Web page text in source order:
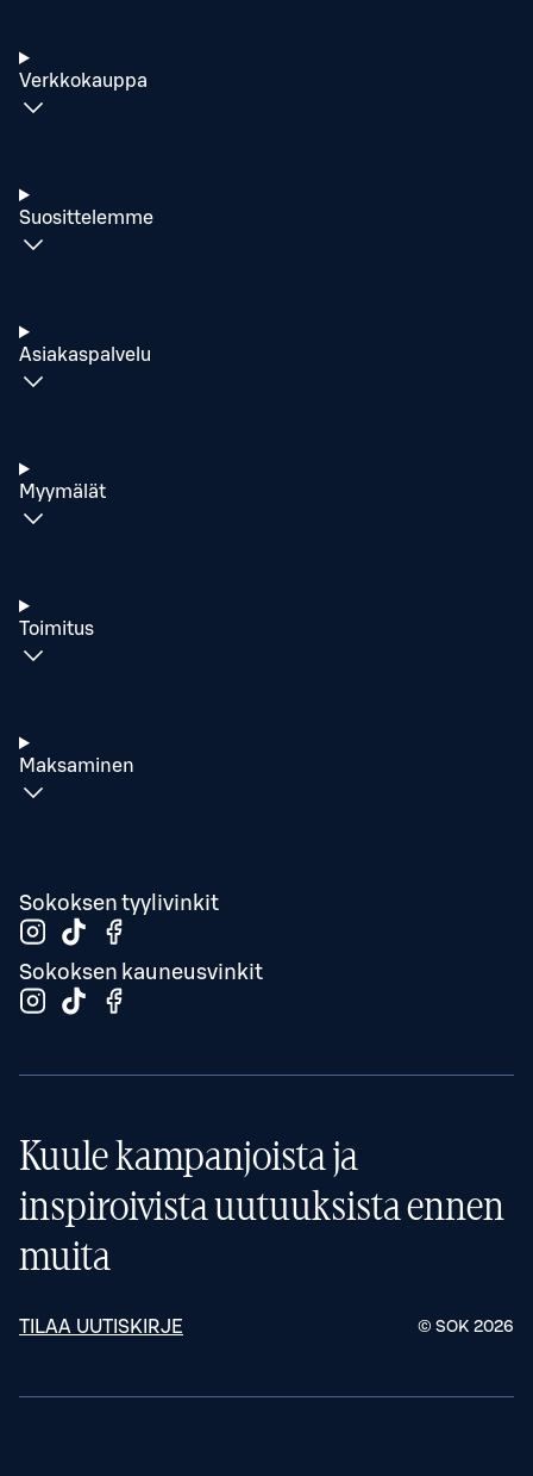
Verkkokauppa
Suosittelemme
Asiakaspalvelu
Myymälät
Toimitus
Maksaminen
Sokoksen tyylivinkit
Sokoksen kauneusvinkit
Kuule kampanjoista ja
inspiroivista uutuuksista ennen
muita
TILAA UUTISKIRJE © SOK 2026